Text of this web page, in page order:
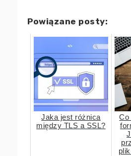
Powiązane posty:
Jaka jest różnica
między TLS a SSL?
Co